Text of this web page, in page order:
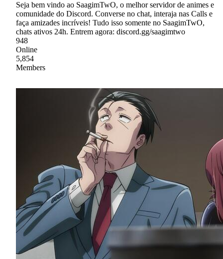
Seja bem vindo ao SaagimTwO, o melhor servidor de animes e
comunidade do Discord. Converse no chat, interaja nas Calls e
faça amizades incríveis! Tudo isso somente no SaagimTwO,
chats ativos 24h. Entrem agora: discord.gg/saagimtwo
948
Online
5,854
Members